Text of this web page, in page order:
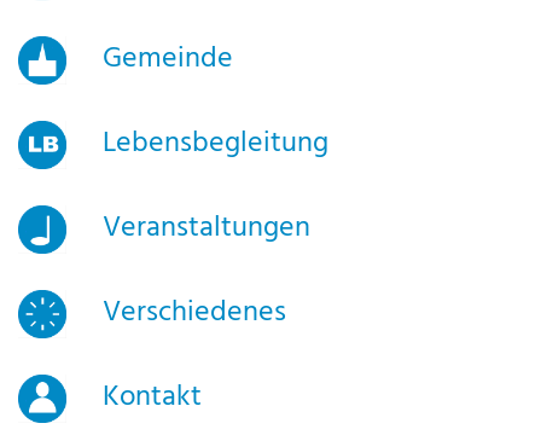
Gemeinde
Lebensbegleitung
Veranstaltungen
Verschiedenes
Kontakt